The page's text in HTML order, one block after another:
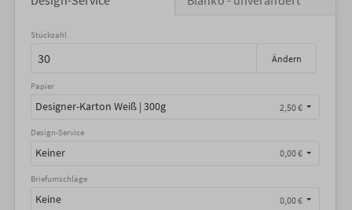
Stückzahl
Ändern
Papier
Designer-Karton Weiß | 300g 2,50 €
Design-Service
Keiner 0,00 €
Briefumschläge
Keine 0,00 €